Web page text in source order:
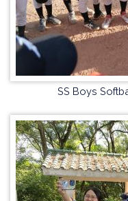
SS Boys